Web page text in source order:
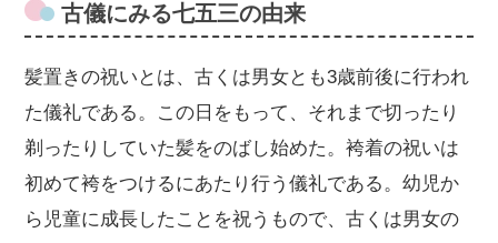
古儀にみる七五三の由来
髪置きの祝いとは、古くは男女とも3歳前後に行われ
た儀礼である。この日をもって、それまで切ったり
剃ったりしていた髪をのばし始めた。袴着の祝いは
初めて袴をつけるにあたり行う儀礼である。幼児か
ら児童に成長したことを祝うもので、古くは男女の